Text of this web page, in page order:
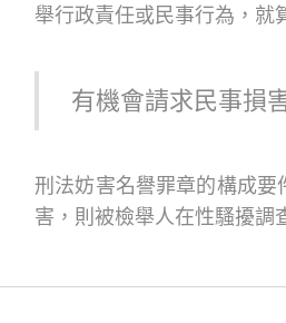
舉行政責任或民事行為，就
有機會請求民事損
刑法妨害名譽罪章的構成
害，則被檢舉人在性騷擾調